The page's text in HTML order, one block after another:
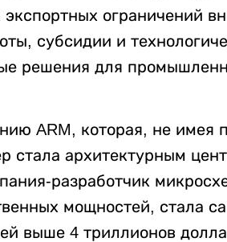
ограничений
субсидии и
решения для
ARM, которая, не имея
стала архитектурным
разработчик
мощностей, стала
выше 4 триллионов